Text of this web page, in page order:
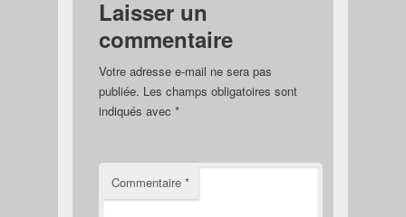
Laisser un
commentaire
Votre adresse e-mail ne sera pas
publiée. Les champs obligatoires sont
indiqués avec *
Commentaire *